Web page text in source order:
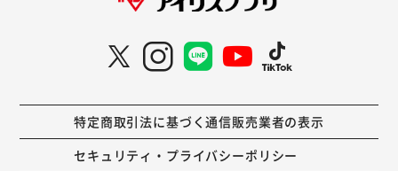
特定商取引法に基づく通信販売業者の表示
セキュリティ・プライバシーポリシー